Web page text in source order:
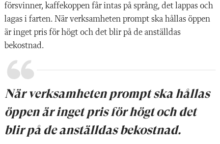
försvinner, kaffekoppen får intas på språng, det lappas och
lagas i farten. När verksamheten prompt ska hållas öppen
är inget pris för högt och det blir på de anställdas
bekostnad.
När verksamheten prompt ska hållas
öppen är inget pris för högt och det
blir på de anställdas bekostnad.